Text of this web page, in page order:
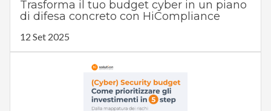
Trasforma il tuo budget cyber in un piano
di difesa concreto con HiCompliance
12 Set 2025